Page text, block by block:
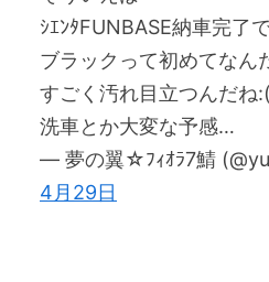
ｼｴﾝﾀFUNBASE納車完了
ブラックって初めてなん
すごく汚れ目立つんだね
洗車とか大変な予感…
— 夢の翼☆ﾌｨｵﾗ7鯖
4月29日